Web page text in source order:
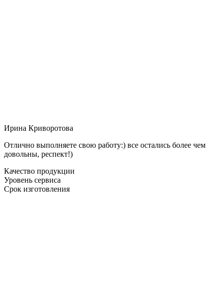
Ирина Криворотова
Отлично выполняете свою работу:) все остались более чем
довольны, респект!)
Качество продукции
Уровень сервиса
Срок изготовления